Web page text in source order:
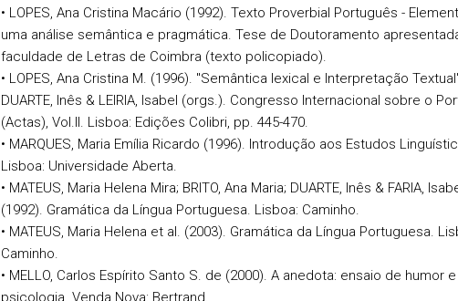
• LOPES, Ana Cristina Macário (1992). Texto Proverbial Português -
uma análise semântica e pragmática. Tese de Doutoramento
faculdade de Letras de Coimbra (texto policopiado).
• LOPES, Ana Cristina M. (1996). "Semântica lexical e Interpretação
DUARTE, Inês & LEIRIA, Isabel (orgs.). Congresso Internacional sobre o
(Actas), Vol.II. Lisboa: Edições Colibri, pp. 445-470.
• MARQUES, Maria Emília Ricardo (1996). Introdução aos Estudos
Lisboa: Universidade Aberta.
• MATEUS, Maria Helena Mira; BRITO, Ana Maria; DUARTE, Inês & FARIA,
(1992). Gramática da Língua Portuguesa. Lisboa: Caminho.
• MATEUS, Maria Helena et al. (2003). Gramática da Língua Portuguesa.
Caminho.
• MELLO, Carlos Espírito Santo S. de (2000). A anedota: ensaio de humor e
psicologia. Venda Nova: Bertrand.